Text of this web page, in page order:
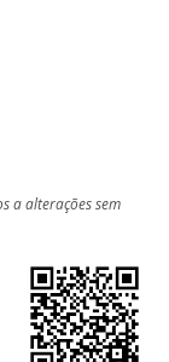
a alterações sem